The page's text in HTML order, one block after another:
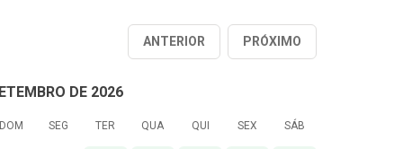
ANTERIOR PRÓXIMO
DE 2026
SEG TER QUA QUI SEX SÁB